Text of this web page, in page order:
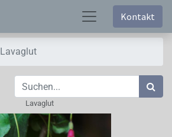
Kontakt
Lavaglut
Lavaglut